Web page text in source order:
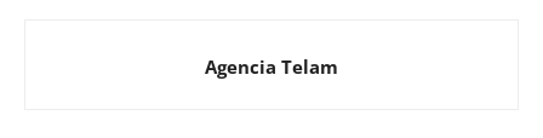
Agencia Telam